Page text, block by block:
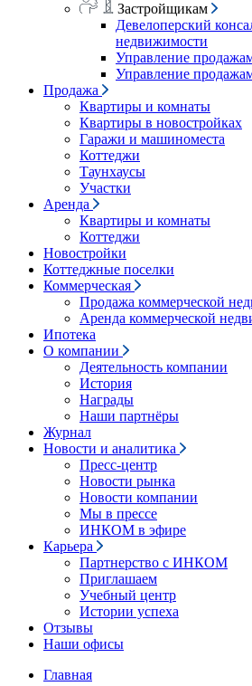
Застройщикам
Девелоперский
недвижимости
Управление
Управление
Продажа
Квартиры и комнаты
Квартиры в новостройках
Гаражи и машиноместа
Коттеджи
Таунхаусы
Участки
Аренда
Квартиры и комнаты
Коттеджи
Новостройки
Коттеджные поселки
Коммерческая
Продажа коммерческой
Аренда коммерческой
Ипотека
О компании
Деятельность компании
История
Награды
Наши партнёры
Журнал
Новости и аналитика
Пресс-центр
Новости рынка
Новости компании
Мы в прессе
ИНКОМ в эфире
Карьера
Партнерство с ИНКОМ
Приглашаем
Учебный центр
Истории успеха
Отзывы
Наши офисы
Главная